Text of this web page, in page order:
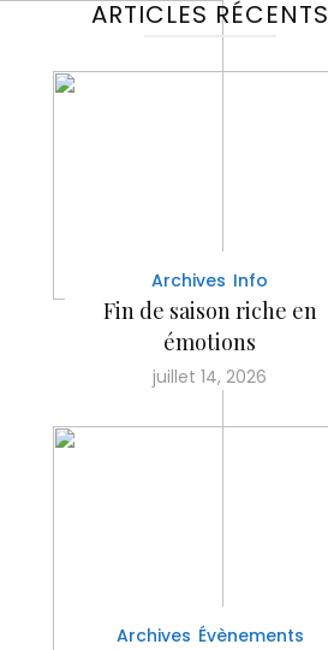
ARTICLES RÉCENTS
Archives Info
Fin de saison riche en
émotions
juillet 14, 2026
Archives Évènements